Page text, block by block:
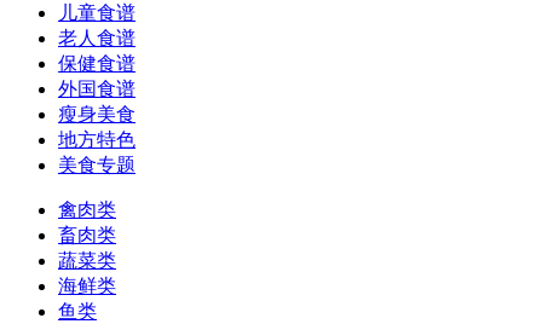
儿童食谱
老人食谱
保健食谱
外国食谱
瘦身美食
地方特色
美食专题
禽肉类
畜肉类
蔬菜类
海鲜类
鱼类